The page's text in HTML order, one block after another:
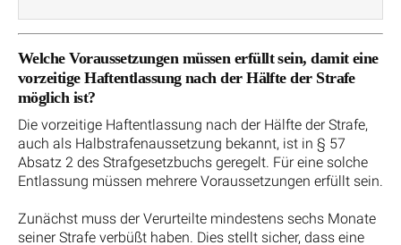
Welche Voraussetzungen müssen erfüllt sein, damit eine
vorzeitige Haftentlassung nach der Hälfte der Strafe
möglich ist?
Die vorzeitige Haftentlassung nach der Hälfte der Strafe,
auch als Halbstrafenaussetzung bekannt, ist in § 57
Absatz 2 des Strafgesetzbuchs geregelt. Für eine solche
Entlassung müssen mehrere Voraussetzungen erfüllt sein.
Zunächst muss der Verurteilte mindestens sechs Monate
seiner Strafe verbüßt haben. Dies stellt sicher, dass eine